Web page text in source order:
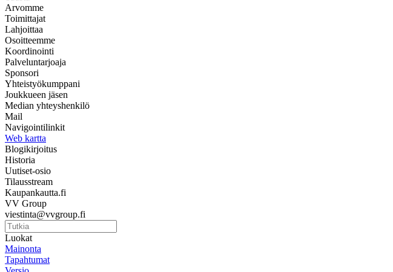
Arvomme
Toimittajat
Lahjoittaa
Osoitteemme
Koordinointi
Palveluntarjoaja
Sponsori
Yhteistyökumppani
Joukkueen jäsen
Median yhteyshenkilö
Mail
Navigointilinkit
Web kartta
Blogikirjoitus
Historia
Uutiset-osio
Tilausstream
Kaupankautta.fi
VV Group
viestinta@vvgroup.fi
Luokat
Mainonta
Tapahtumat